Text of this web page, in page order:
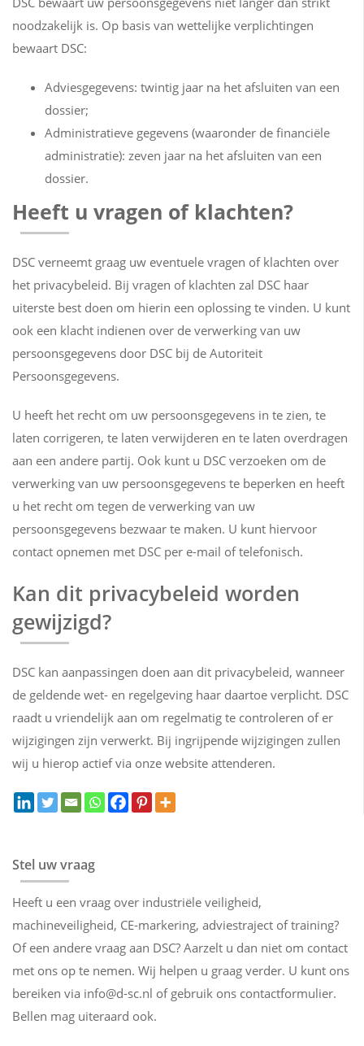
noodzakelijk is. Op basis van wettelijke verplichtingen
bewaart DSC:
Adviesgegevens: twintig jaar na het afsluiten van een
dossier;
Administratieve gegevens (waaronder de financiële
administratie): zeven jaar na het afsluiten van een
dossier.
Heeft u vragen of klachten?
DSC verneemt graag uw eventuele vragen of klachten over
het privacybeleid. Bij vragen of klachten zal DSC haar
uiterste best doen om hierin een oplossing te vinden. U kunt
ook een klacht indienen over de verwerking van uw
persoonsgegevens door DSC bij de Autoriteit
Persoonsgegevens.
U heeft het recht om uw persoonsgegevens in te zien, te
laten corrigeren, te laten verwijderen en te laten overdragen
aan een andere partij. Ook kunt u DSC verzoeken om de
verwerking van uw persoonsgegevens te beperken en heeft
u het recht om tegen de verwerking van uw
persoonsgegevens bezwaar te maken. U kunt hiervoor
contact opnemen met DSC per e-mail of telefonisch.
Kan dit privacybeleid worden
gewijzigd?
DSC kan aanpassingen doen aan dit privacybeleid, wanneer
de geldende wet- en regelgeving haar daartoe verplicht. DSC
raadt u vriendelijk aan om regelmatig te controleren of er
wijzigingen zijn verwerkt. Bij ingrijpende wijzigingen zullen
wij u hierop actief via onze website attenderen.
Stel uw vraag
Heeft u een vraag over industriële veiligheid,
machineveiligheid, CE-markering, adviestraject of training?
Of een andere vraag aan DSC? Aarzelt u dan niet om contact
met ons op te nemen. Wij helpen u graag verder. U kunt ons
bereiken via info@d-sc.nl of gebruik ons contactformulier.
Bellen mag uiteraard ook.